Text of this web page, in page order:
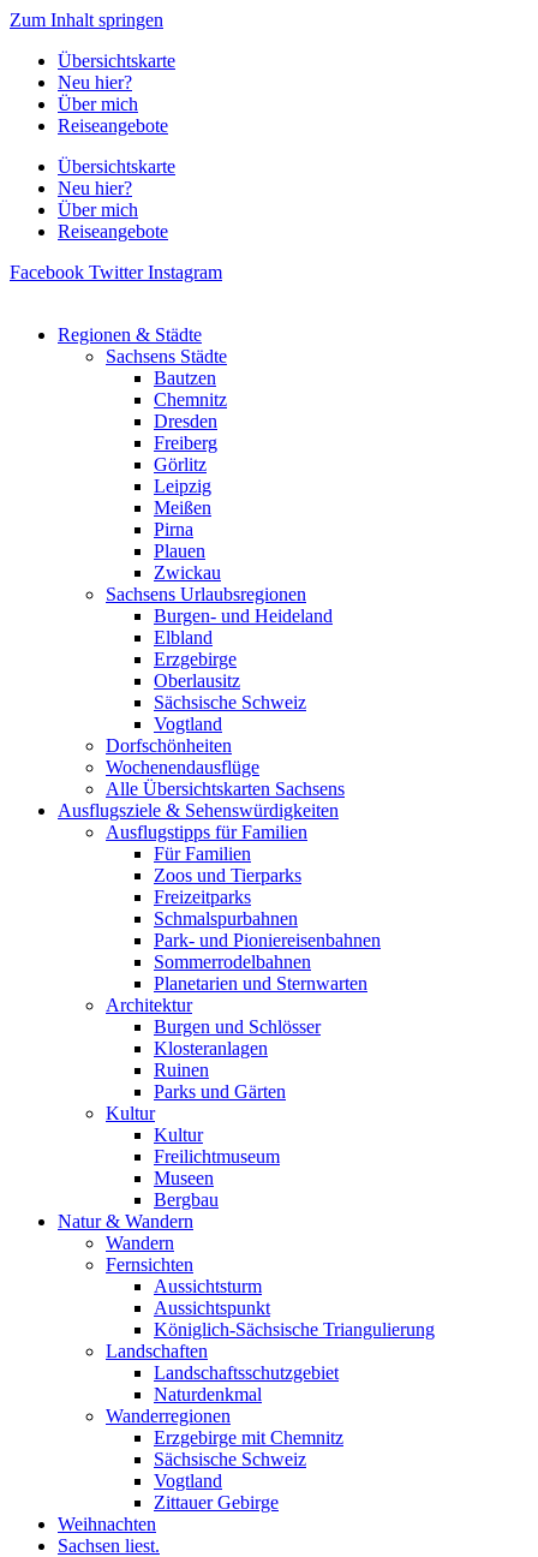
Zum Inhalt springen
Übersichtskarte
Neu hier?
Über mich
Reiseangebote
Übersichtskarte
Neu hier?
Über mich
Reiseangebote
Facebook Twitter Instagram
Regionen & Städte
Sachsens Städte
Bautzen
Chemnitz
Dresden
Freiberg
Görlitz
Leipzig
Meißen
Pirna
Plauen
Zwickau
Sachsens Urlaubsregionen
Burgen- und Heideland
Elbland
Erzgebirge
Oberlausitz
Sächsische Schweiz
Vogtland
Dorfschönheiten
Wochenendausflüge
Alle Übersichtskarten Sachsens
Ausflugsziele & Sehenswürdigkeiten
Ausflugstipps für Familien
Für Familien
Zoos und Tierparks
Freizeitparks
Schmalspurbahnen
Park- und Pioniereisenbahnen
Sommerrodelbahnen
Planetarien und Sternwarten
Architektur
Burgen und Schlösser
Klosteranlagen
Ruinen
Parks und Gärten
Kultur
Kultur
Freilichtmuseum
Museen
Bergbau
Natur & Wandern
Wandern
Fernsichten
Aussichtsturm
Aussichtspunkt
Königlich-Sächsische Triangulierung
Landschaften
Landschaftsschutzgebiet
Naturdenkmal
Wanderregionen
Erzgebirge mit Chemnitz
Sächsische Schweiz
Vogtland
Zittauer Gebirge
Weihnachten
Sachsen liest.